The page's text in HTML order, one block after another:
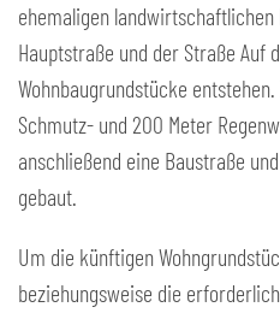
ehemaligen
Hauptstraße und der Straße Auf
Wohnbaugrundstücke
Schmutz- und 200 Meter
anschließend eine Baustraße
gebaut.
Um die künftigen
beziehungsweise die